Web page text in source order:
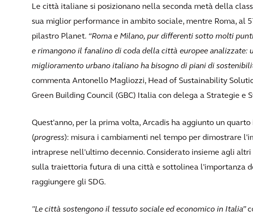
Le città italiane si posizionano nella seconda metà della
sua miglior performance in ambito sociale, mentre Roma, al
pilastro Planet. “Roma e Milano, pur differenti sotto molti
e rimangono il fanalino di coda della città europee analizzate:
miglioramento urbano italiano ha bisogno di piani di
commenta Antonello Magliozzi, Head of Sustainability
Green Building Council (GBC) Italia con delega a Strategie e
Quest'anno, per la prima volta, Arcadis ha aggiunto un
(progress): misura i cambiamenti nel tempo per dimostrare
intraprese nell'ultimo decennio. Considerato insieme agli
sulla traiettoria futura di una città e sottolinea l'importanza
raggiungere gli SDG.
"Le città sostengono il tessuto sociale ed economico in Italia”